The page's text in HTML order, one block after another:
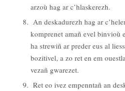
arzoù hag ar c’hlaskerezh.
An deskadurezh hag ar
komprenet amañ evel binvioù
ha strewiñ ar preder eus al
bozitivel, a zo ret en em
vezañ gwarezet.
Ret eo ivez empenntañ an